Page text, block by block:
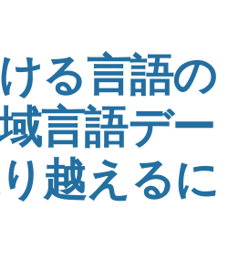
る言語の
言語デー
越えるに